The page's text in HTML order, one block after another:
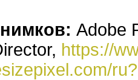
Adobe
https://